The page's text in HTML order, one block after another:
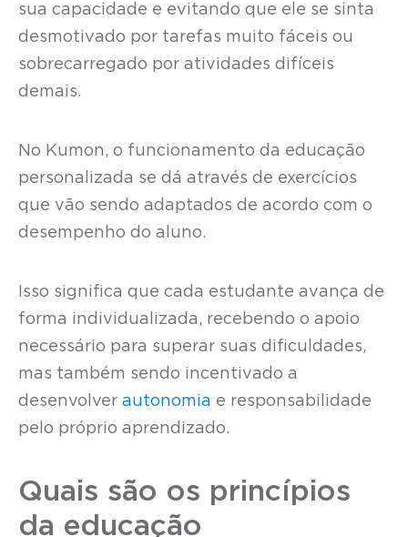
sua capacidade e evitando que ele se sinta
desmotivado por tarefas muito fáceis ou
sobrecarregado por atividades difíceis
demais.
No Kumon, o funcionamento da educação
personalizada se dá através de exercícios
que vão sendo adaptados de acordo com o
desempenho do aluno.
Isso significa que cada estudante avança de
forma individualizada, recebendo o apoio
necessário para superar suas dificuldades,
mas também sendo incentivado a
desenvolver autonomia e responsabilidade
pelo próprio aprendizado.
Quais são os princípios
da educação